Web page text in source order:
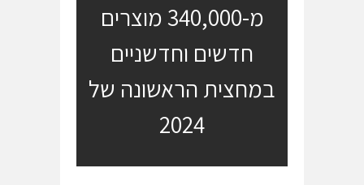
מ-340,000 מוצרים
חדשים וחדשניים
במחצית הראשונה של
2024